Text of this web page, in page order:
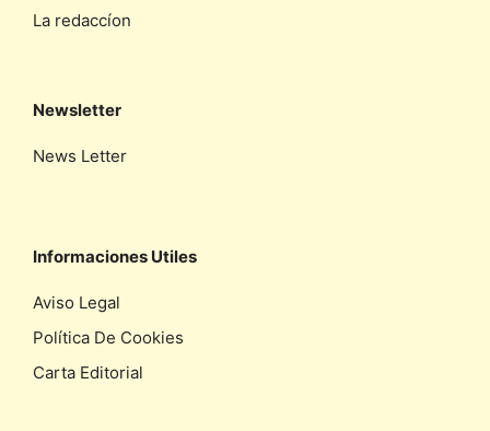
La redaccíon
Newsletter
News Letter
Informaciones Utiles
Aviso Legal
Política De Cookies
Carta Editorial